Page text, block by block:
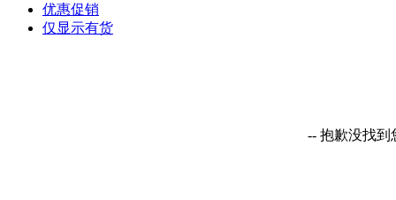
优惠促销
仅显示有货
-- 抱歉没找到